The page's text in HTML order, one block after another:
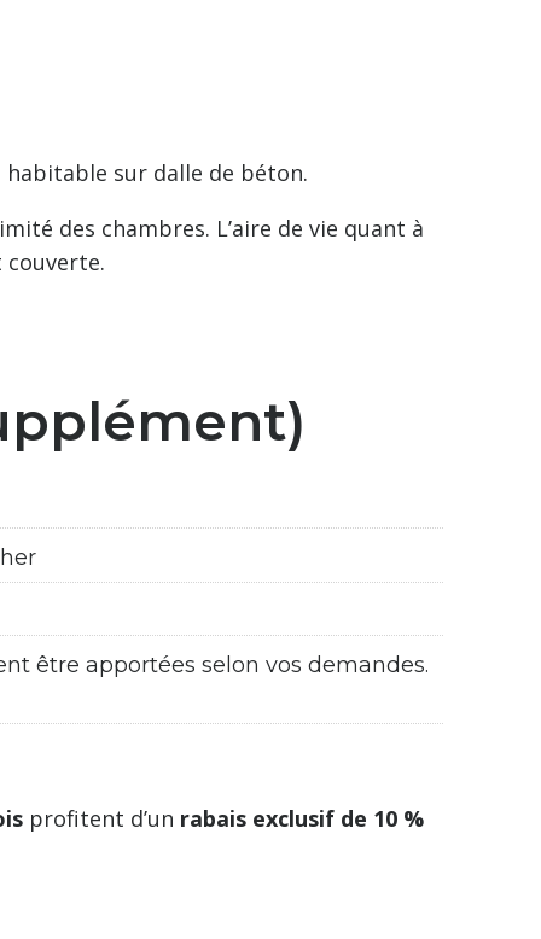
sur dalle de béton.
des chambres. L’aire de vie quant à
couverte.
être apportées selon vos demandes.
profitent d’un rabais exclusif de 10 %